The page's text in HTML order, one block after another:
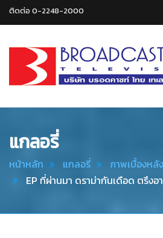
ติดต่อ 0-2248-2000
Thai
แกลอรี่
หน้าหลัก แกลอรี่
ภาพเบื้องหลัง
EP ที่ผ่านมา ดราม่ากันเดือด ตรึง